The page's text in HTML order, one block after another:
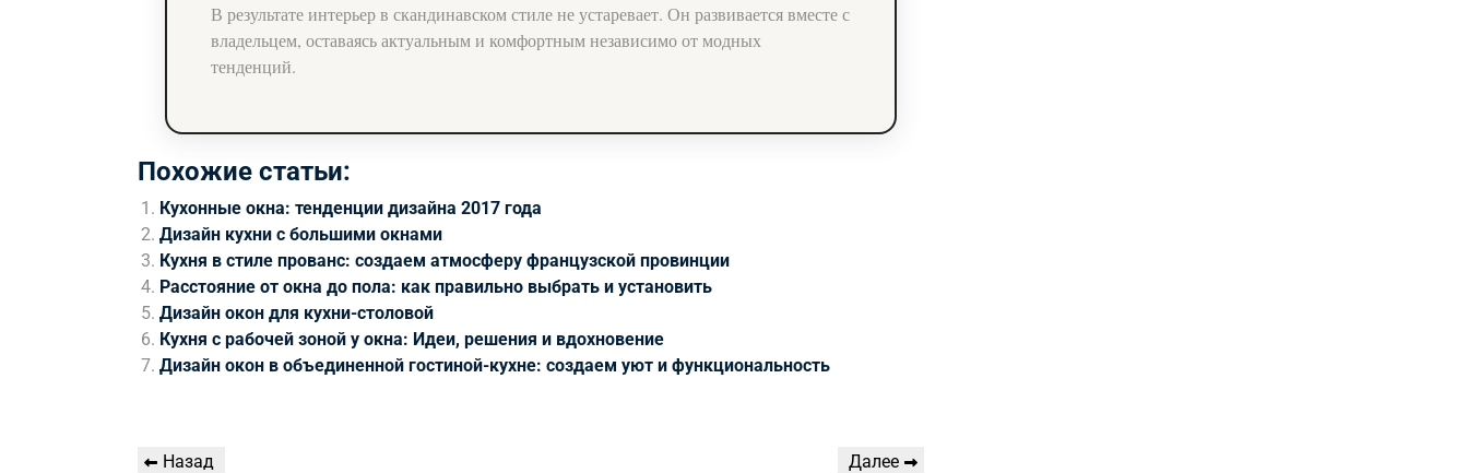
В результате интерьер в скандинавском стиле не устаревает. Он развивается вместе с
владельцем, оставаясь актуальным и комфортным независимо от модных
тенденций.
Похожие статьи:
Кухонные окна: тенденции дизайна 2017 года
Дизайн кухни с большими окнами
Кухня в стиле прованс: создаем атмосферу французской провинции
Расстояние от окна до пола: как правильно выбрать и установить
Дизайн окон для кухни-столовой
Кухня с рабочей зоной у окна: Идеи, решения и вдохновение
Дизайн окон в объединенной гостиной-кухне: создаем уют и функциональность
Навигация
Предыдущая
Назад
Следующая
Далее